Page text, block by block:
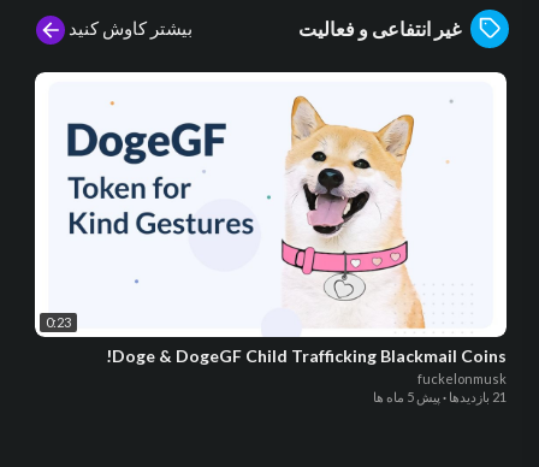
غیر انتفاعی و فعالیت بیشتر کاوش کنید
0:23
Doge & DogeGF Child Trafficking Blackmail Coins!
fuckelonmusk
21 بازدیدها
· پیش 5 ماه ها